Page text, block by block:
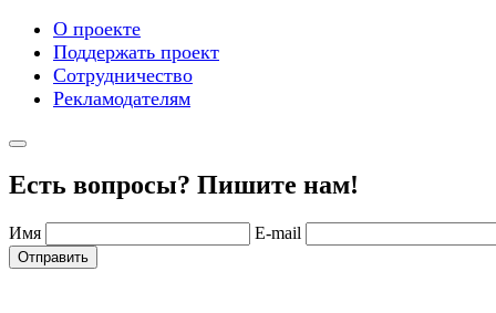
О проекте
Поддержать проект
Сотрудничество
Рекламодателям
Есть вопросы? Пишите нам!
Имя E-mail